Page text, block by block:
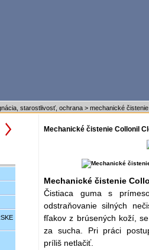
starostlivosť, ochrana > mechanické
Mechanické čistenie Collonil
Mechanické čistenie
Čistiaca guma s
odstraňovanie silných
fľakov z brúsených koží,
za sucha. Pri práci
príliš netlačiť.